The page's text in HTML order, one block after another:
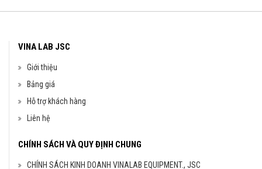
VINA LAB JSC
Giới thiệu
Bảng giá
Hỗ trợ khách hàng
Liên hệ
CHÍNH SÁCH VÀ QUY ĐỊNH CHUNG
CHÍNH SÁCH KINH DOANH VINALAB EQUIPMENT., JSC